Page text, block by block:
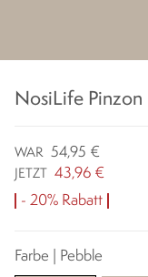
NosiLife Pinzon
WAR 54,95 €
JETZT
43,96 €
- 20% Rabatt
Farbe | Pebble